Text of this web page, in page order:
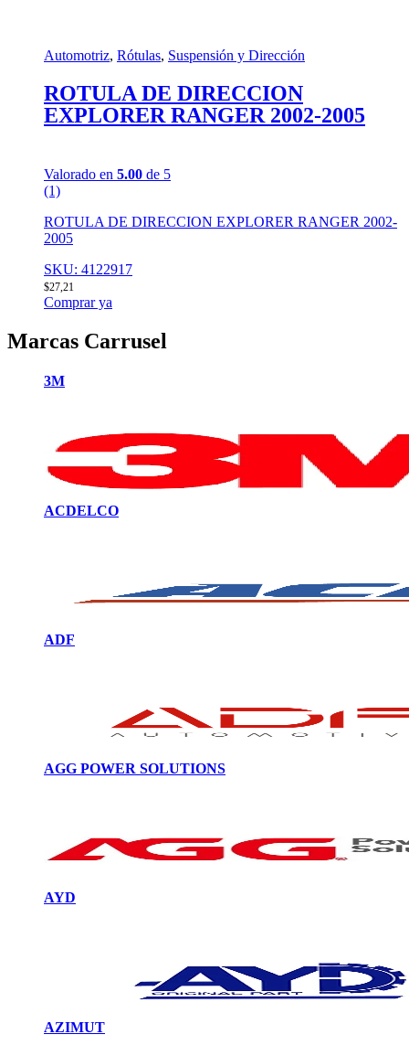
Automotriz, Rótulas, Suspensión y Dirección
ROTULA DE DIRECCION
EXPLORER RANGER 2002-2005
Valorado en 5.00 de 5
(1)
ROTULA DE DIRECCION EXPLORER RANGER 2002-
2005
SKU: 4122917
$27,21
Comprar ya
Marcas Carrusel
3M
ACDELCO
ADF
AGG POWER SOLUTIONS
AYD
AZIMUT